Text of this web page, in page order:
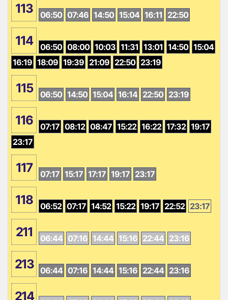
113 06:50 07:46 14:50 15:04 16:11 22:50
114 06:50 08:00 10:03 11:31 13:01 14:50 15:04
16:19 18:09 19:39 21:09 22:50 23:19
115 06:50 14:50 15:04 16:14 22:50 23:19
116 07:17 08:12 08:47 15:22 16:22 17:32 19:17
23:17
117 07:17 15:17 17:17 19:17 23:17
118 06:52 07:17 14:52 15:22 19:17 22:52 23:17
211 06:44 07:16 14:44 15:16 22:44 23:16
213 06:44 07:16 14:44 15:16 22:44 23:16
214